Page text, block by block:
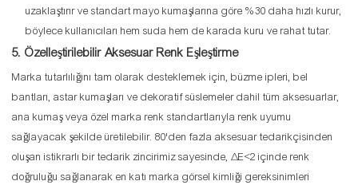
uzaklaştırır ve standart mayo kumaşlarına göre %30 daha hızlı kurur,
böylece kullanıcıları hem suda hem de karada kuru ve rahat tutar.
5. Özelleştirilebilir Aksesuar Renk Eşleştirme
Marka tutarlılığını tam olarak desteklemek için, büzme ipleri, bel
bantları, astar kumaşları ve dekoratif süslemeler dahil tüm aksesuarlar,
ana kumaş veya özel marka renk standartlarıyla renk uyumu
sağlayacak şekilde üretilebilir. 80'den fazla aksesuar tedarikçisinden
oluşan istikrarlı bir tedarik zincirimiz sayesinde, ΔE<2 içinde renk
doğruluğu sağlanarak en katı marka görsel kimliği gereksinimleri